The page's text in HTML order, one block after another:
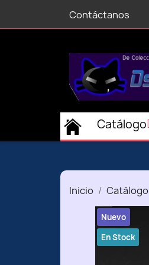
Contáctanos
Catálogo
Inicio Catálogo
Nuevo
En Stock